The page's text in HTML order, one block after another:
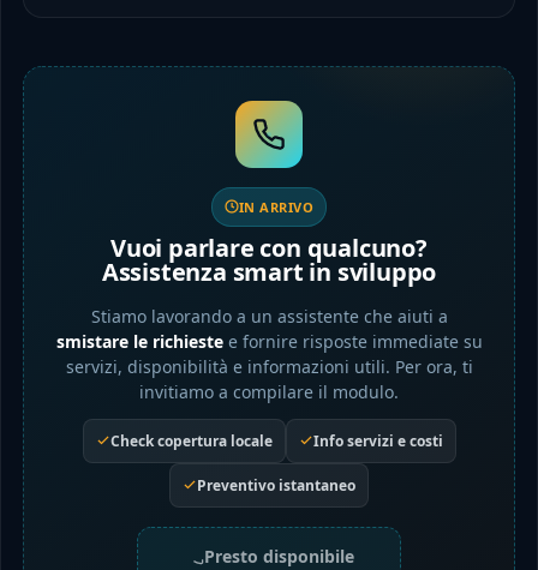
IN ARRIVO
Vuoi parlare con qualcuno?
Assistenza smart in sviluppo
Stiamo lavorando a un assistente che aiuti a
smistare le richiestee fornire risposte immediate su
servizi, disponibilità e informazioni utili. Per ora, ti
invitiamo a compilare il modulo.
Check copertura locale Info servizi e costi
Preventivo istantaneo
Presto disponibile